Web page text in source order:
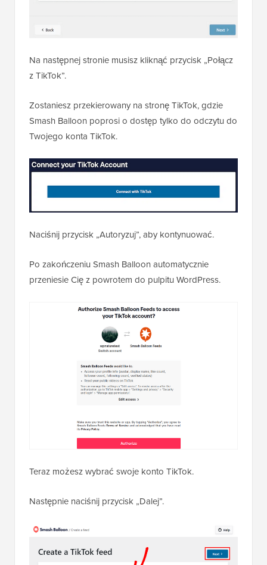
Na następnej stronie musisz kliknąć przycisk „Połącz
z TikTok”.
Zostaniesz przekierowany na stronę TikTok, gdzie
Smash Balloon poprosi o dostęp tylko do odczytu do
Twojego konta TikTok.
Naciśnij przycisk „Autoryzuj”, aby kontynuować.
Po zakończeniu Smash Balloon automatycznie
przeniesie Cię z powrotem do pulpitu WordPress.
Teraz możesz wybrać swoje konto TikTok.
Następnie naciśnij przycisk „Dalej”.